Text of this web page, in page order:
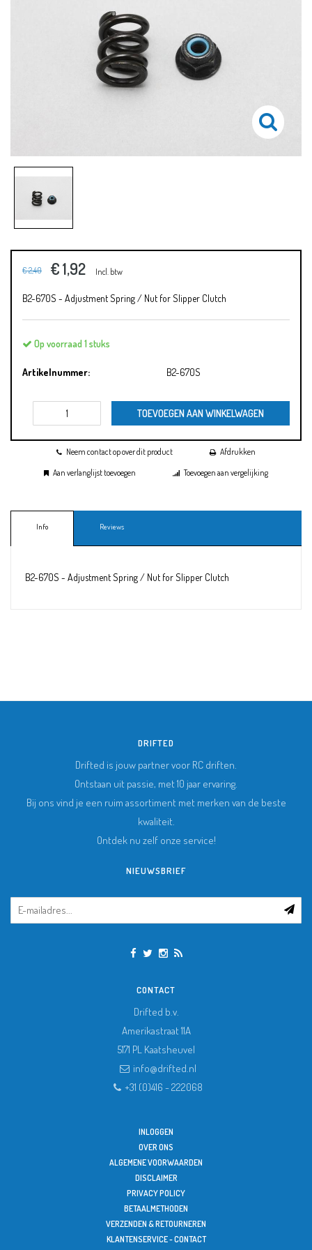
€ 2,40 € 1,92 Incl. btw
B2-670S - Adjustment Spring / Nut for Slipper Clutch
Op voorraad 1 stuks
Artikelnummer: B2-670S
TOEVOEGEN AAN WINKELWAGEN
Neem contact op over dit product
Afdrukken
Aan verlanglijst toevoegen
Toevoegen aan vergelijking
Info Reviews
B2-670S - Adjustment Spring / Nut for Slipper Clutch
DRIFTED
Drifted is jouw partner voor RC driften.
Ontstaan uit passie, met 10 jaar ervaring.
Bij ons vind je een ruim assortiment met merken van de beste
kwaliteit.
Ontdek nu zelf onze service!
NIEUWSBRIEF
CONTACT
Drifted b.v.
Amerikastraat 11A
5171 PL Kaatsheuvel
info@drifted.nl
+31 (0)416 - 222068
INLOGGEN
OVER ONS
ALGEMENE VOORWAARDEN
DISCLAIMER
PRIVACY POLICY
BETAALMETHODEN
VERZENDEN & RETOURNEREN
KLANTENSERVICE - CONTACT